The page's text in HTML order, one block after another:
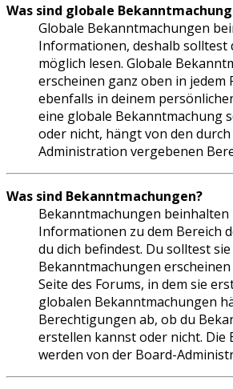
Was sind globale
Globale Bekanntmachungen
Informationen, deshalb solltest
möglich lesen. Globale
erscheinen ganz oben in jedem
ebenfalls in deinem
eine globale Bekanntmachung
oder nicht, hängt von den
Administration vergebenen
Was sind Bekanntmachungen?
Bekanntmachungen beinhalten
Informationen zu dem Bereich
du dich befindest. Du solltest
Bekanntmachungen
Seite des Forums, in dem sie
globalen Bekanntmachungen
Berechtigungen ab, ob du
erstellen kannst oder nicht. Die
werden von der Board-